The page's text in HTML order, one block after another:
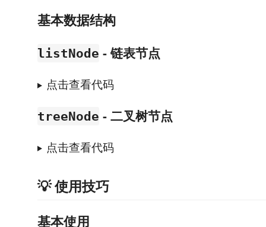
基本数据结构
listNode - 链表节点
点击查看代码
treeNode - 二叉树节点
点击查看代码
💡 使用技巧
基本使用